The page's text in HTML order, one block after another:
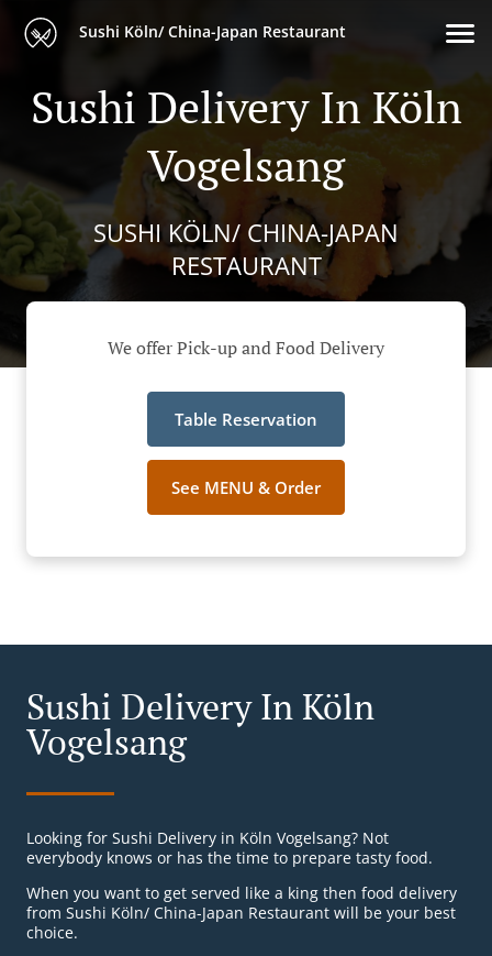
Sushi Köln/ China-Japan Restaurant
Sushi Delivery In Köln
Vogelsang
SUSHI KÖLN/ CHINA-JAPAN
RESTAURANT
We offer Pick-up and Food Delivery
Table Reservation
See MENU & Order
Sushi Delivery In Köln
Vogelsang
Looking for Sushi Delivery in Köln Vogelsang? Not
everybody knows or has the time to prepare tasty food.
When you want to get served like a king then food delivery
from Sushi Köln/ China-Japan Restaurant will be your best
choice.